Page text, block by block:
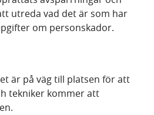
utreda vad det är som har
om personskador.
är på väg till platsen för att
tekniker kommer att